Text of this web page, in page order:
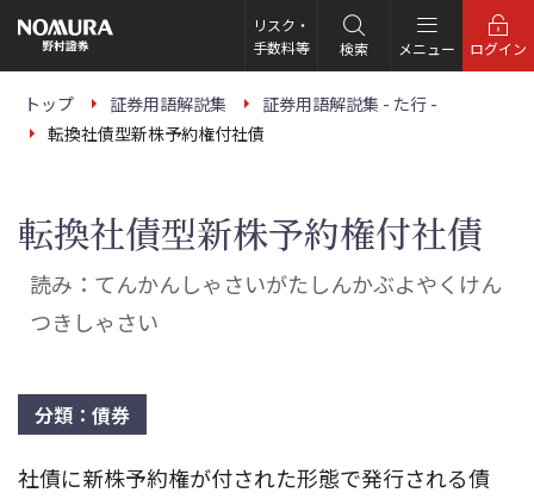
の
ー
リスク・
手数料等
検索 メニュー ログイン
トップ 証券用語解説集
証券用語解説集 - た行 -
転換社債型新株予約権付社債
転換社債型新株予約権付社債
読み：てんかんしゃさいがたしんかぶよやくけん
つきしゃさい
分類：債券
社債に新株予約権が付された形態で発行される債